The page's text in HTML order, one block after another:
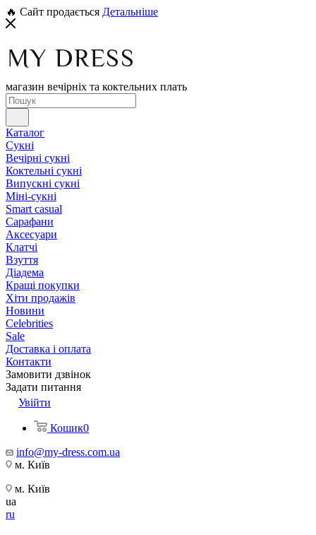
🔥 Сайт продається Детальніше
магазин вечірніх та коктельних плать
Каталог
Сукні
Вечірні сукні
Коктельні сукні
Випускні сукні
Міні-сукні
Smart casual
Сарафани
Аксесуари
Клатчі
Взуття
Діадема
Кращі покупки
Хіти продажів
Новини
Celebrities
Sale
Доставка і оплата
Контакти
Замовити дзвінок
Задати питання
Увійти
Кошик0
info@my-dress.com.ua
м. Київ
м. Київ
ua
ru